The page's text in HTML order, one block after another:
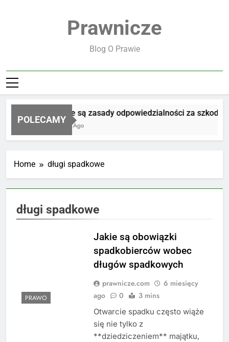
Prawnicze
Blog O Prawie
POLECAMY
Jakie są zasady odpowiedzialności za szkodę
4 Dni Ago
Home długi spadkowe
długi spadkowe
PRAWO
Jakie są obowiązki
spadkobierców wobec
długów spadkowych
prawnicze.com
6 miesięcy
ago
0 3 mins
Otwarcie spadku często wiąże
się nie tylko z
**dziedziczeniem** majątku,